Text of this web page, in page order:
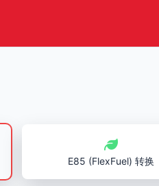
E85 (FlexFuel) 转换